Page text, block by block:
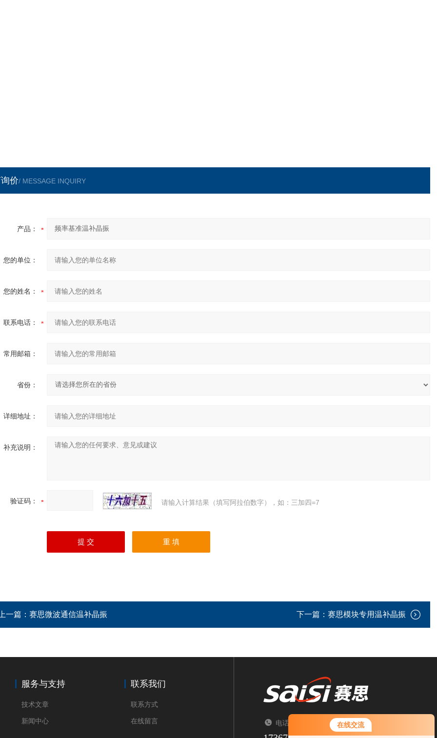
在线交流
价/ MESSAGE INQUIRY
产品：
您的单位：
您的姓名：
联系电话：
常用邮箱：
省份：
详细地址：
补充说明：
验证码： 请输入计算结果（填写阿拉伯数字），如：三加四=7
一篇： 赛思微波通信温补晶振 下一篇： 赛思模块专用温补晶振
服务与支持
技术文章
新闻中心
联系我们
联系方式
在线留言 电话：TEL（来电请告知来自智能制造网）